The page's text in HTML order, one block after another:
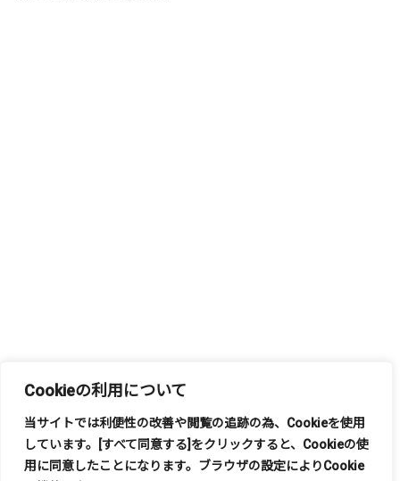
Cookieの利用について
当サイトでは利便性の改善や閲覧の追跡の為、 Cookieを使用
しています。
[すべて同意する] をクリックすると、 Cookieの使
用に同意したことになります。ブラウザの設定によりCookie
もっと見る